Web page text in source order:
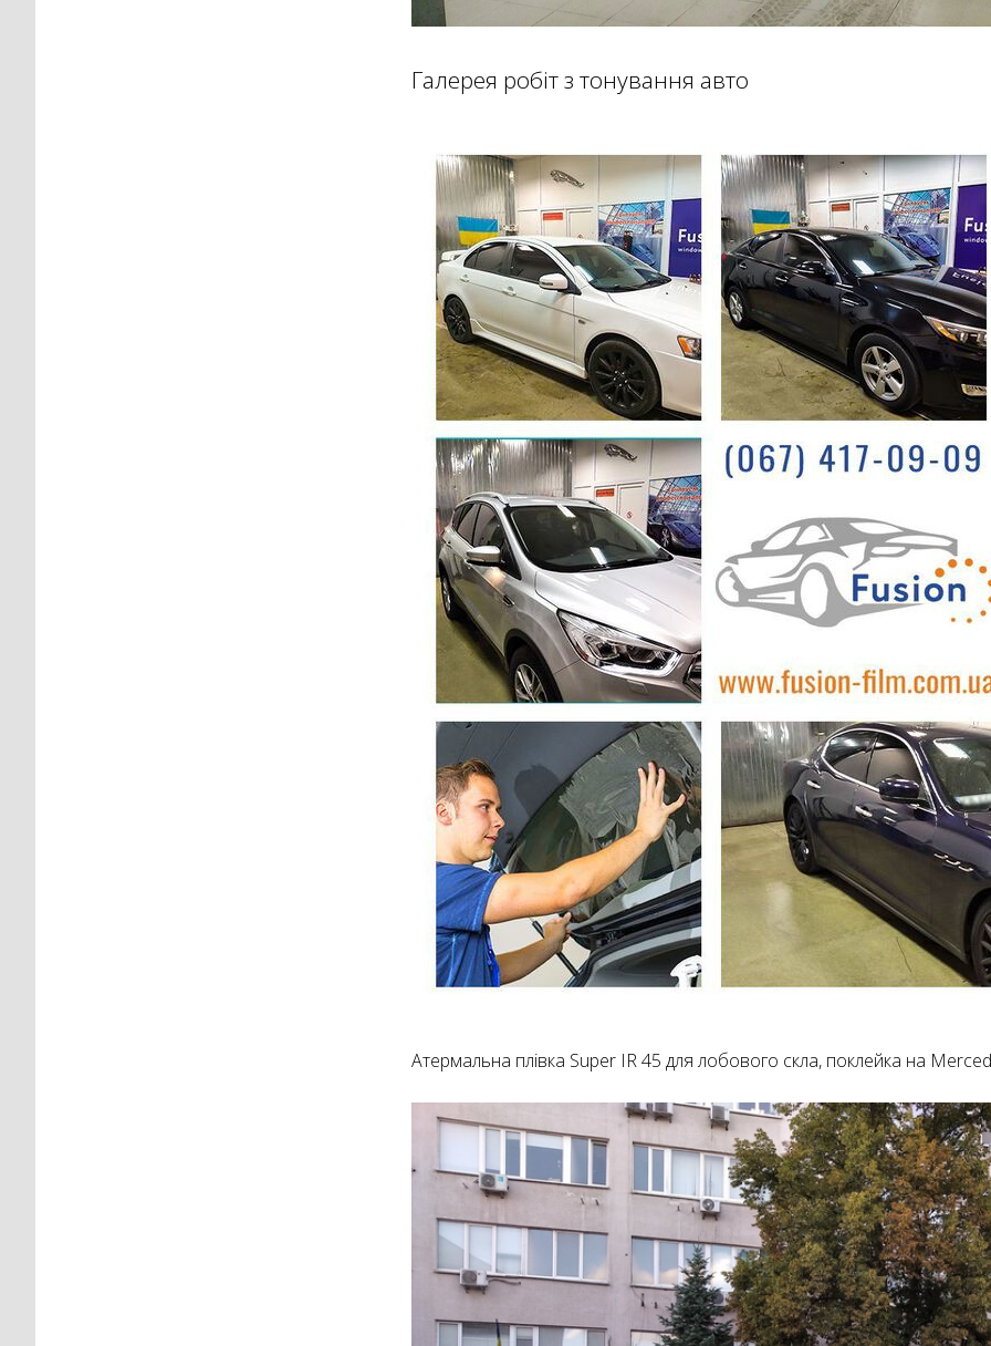
Галерея робіт з тонування авто
Атермальна плівка Super IR 45 для лобового скла, поклейка на